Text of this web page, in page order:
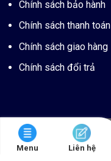
Chính sách bảo hành
Chính sách thanh toán
Chính sách giao hàng
Chính sách đổi trả
Menu Liên hệ